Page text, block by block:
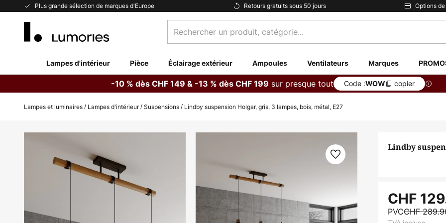
Plus grande sélection de marques d'Europe Retours gratuits sous 50 jours Options
Allez
un
catégorie...
Lampes d'intérieur Pièce Éclairage extérieur Ampoules Ventilateurs Marques
-10 % dès CHF 149 & -13 % dès CHF 199 sur presque tout Code :WOW copier
Lampes et luminaires Lampes d'intérieur Suspensions Lindby suspension Holgar, gris, 3 lampes, bois, métal, E27
images
Lindby
CHF
PVCCHF